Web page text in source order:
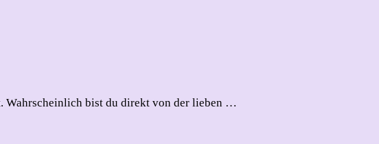
Wahrscheinlich bist du direkt von der lieben …